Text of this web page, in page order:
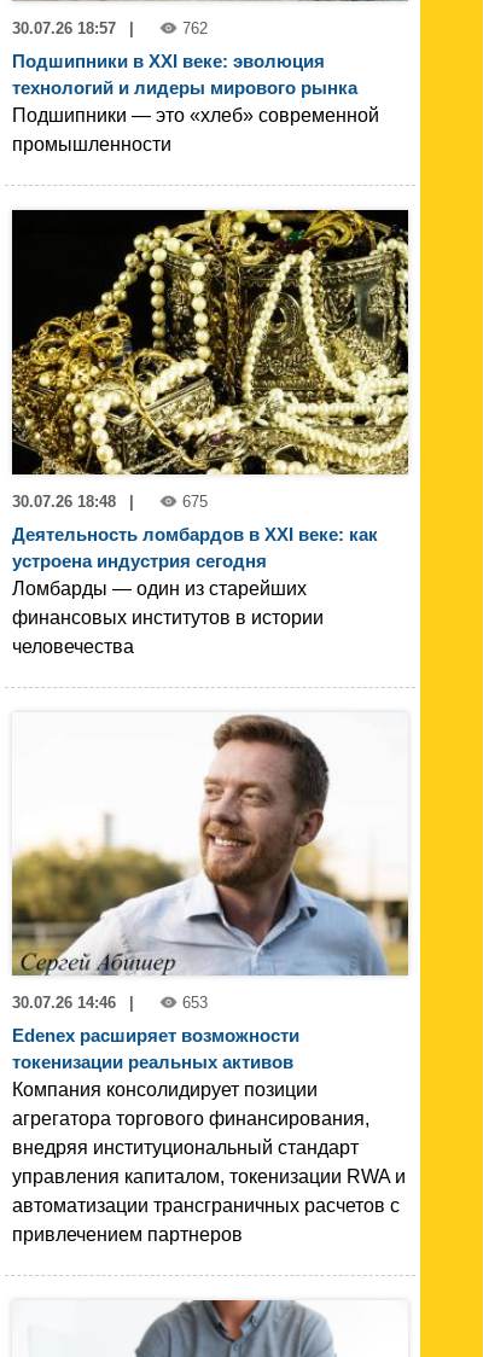
30.07.26 18:57 762
Подшипники в XXI веке: эволюция
технологий и лидеры мирового рынка
Подшипники — это «хлеб» современной
промышленности
30.07.26 18:48 | 675
Деятельность ломбардов в XXI веке: как
устроена индустрия сегодня
Ломбарды — один из старейших
финансовых институтов в истории
человечества
30.07.26 14:46 653
Edenex расширяет возможности
токенизации реальных активов
Компания консолидирует позиции
агрегатора торгового финансирования,
внедряя институциональный стандарт
управления капиталом, токенизации RWA и
автоматизации трансграничных расчетов с
привлечением партнеров